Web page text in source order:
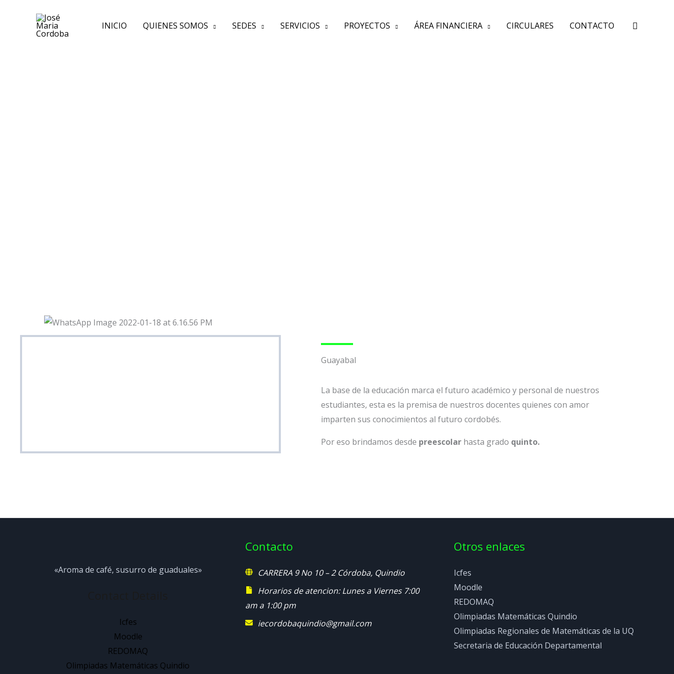
contenido
INICIO QUIENES SOMOS SEDES SERVICIOS PROYECTOS ÁREA FINANCIERA CIRCULARES CONTACTO Buscar
Guayabal
La base de la educación marca el futuro académico y personal de nuestros
estudiantes, esta es la premisa de nuestros docentes quienes con amor
imparten sus conocimientos al futuro cordobés.
Por eso brindamos desde preescolar hasta grado quinto.
«Aroma de café, susurro de guaduales»
Icfes
Moodle
REDOMAQ
Olimpiadas Matemáticas Quindio
Contacto
CARRERA 9 No 10 – 2 Córdoba, Quindio
Horarios de atencion: Lunes a Viernes 7:00
am a 1:00 pm
iecordobaquindio@gmail.com
Otros enlaces
Icfes
Moodle
REDOMAQ
Olimpiadas Matemáticas Quindio
Olimpiadas Regionales de Matemáticas de la UQ
Secretaria de Educación Departamental